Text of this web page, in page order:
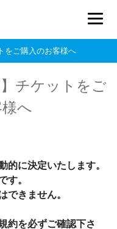
をご購入のお客様へ
】チケットをご
へ
的に決定いたします。
す。
できません。
約を必ずご確認下さ